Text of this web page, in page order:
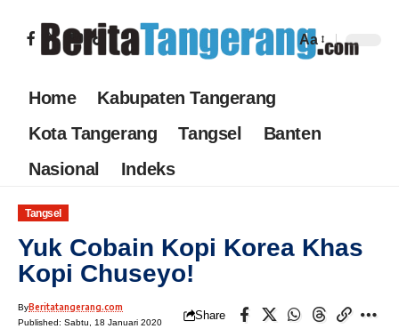
Aa
Home
Kabupaten Tangerang
Kota Tangerang
Tangsel
Banten
Nasional
Indeks
Tangsel
Yuk Cobain Kopi Korea Khas
Kopi Chuseyo!
ByBeritatangerang.com
Published: Sabtu, 18 Januari 2020
Share